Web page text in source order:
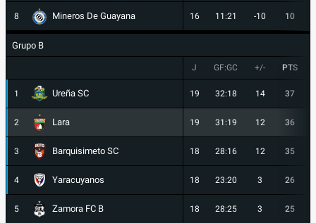
8 Mineros De Guayana 16 11:21 -10 10
Grupo B
J GF:GC +/- PTS
1 Ureña SC 19 32:18 14 37
2 Lara 19 31:19 12 36
3 Barquisimeto SC 18 28:16 12 35
4 Yaracuyanos 18 23:20 3 26
5 Zamora FC B 18 28:25 3 25